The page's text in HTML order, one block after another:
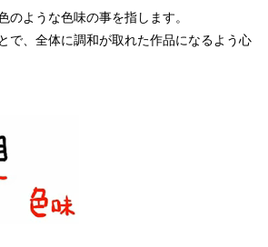
のような色味の事を指します。
で、全体に調和が取れた作品になるよう心